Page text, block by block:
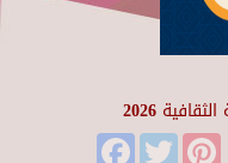
2026
FacebookTwitter